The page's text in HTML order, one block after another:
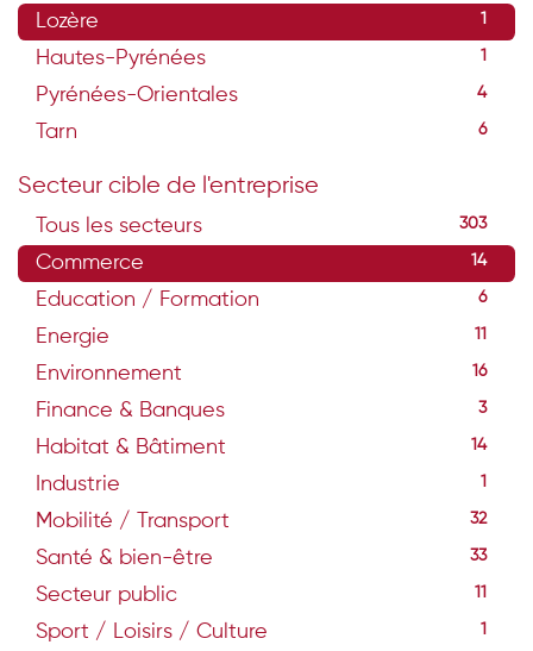
Lozère 1
Hautes-Pyrénées 1
Pyrénées-Orientales 4
Tarn 6
Secteur cible de l'entreprise
Tous les secteurs 303
Commerce 14
Education / Formation 6
Energie 11
Environnement 16
Finance & Banques 3
Habitat & Bâtiment 14
Industrie 1
Mobilité / Transport 32
Santé & bien-être 33
Secteur public 11
Sport / Loisirs / Culture 1